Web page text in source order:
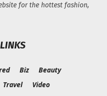
for the hottest fashion,
Biz
Beauty
Travel Video